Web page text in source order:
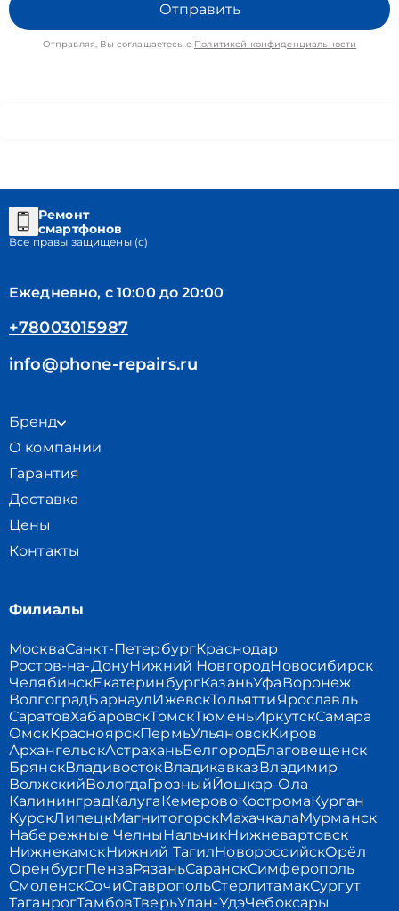
Отправить
Отправляя, Вы соглашаетесь с Политикой конфиденциальности
Ремонт
смартфонов
Все правы защищены (с)
Ежедневно, с 10:00 до 20:00
+78003015987
info@phone-repairs.ru
Бренд
О компании
Гарантия
Доставка
Цены
Контакты
Филиалы
МоскваСанкт-ПетербургКраснодар
Ростов-на-ДонуНижний НовгородНовосибирск
ЧелябинскЕкатеринбургКазаньУфаВоронеж
ВолгоградБарнаулИжевскТольяттиЯрославль
СаратовХабаровскТомскТюменьИркутскСамара
ОмскКрасноярскПермьУльяновскКиров
АрхангельскАстраханьБелгородБлаговещенск
БрянскВладивостокВладикавказВладимир
ВолжскийВологдаГрозныйЙошкар-Ола
КалининградКалугаКемеровоКостромаКурган
КурскЛипецкМагнитогорскМахачкалаМурманск
Набережные ЧелныНальчикНижневартовск
НижнекамскНижний ТагилНовороссийскОрёл
ОренбургПензаРязаньСаранскСимферополь
СмоленскСочиСтавропольСтерлитамакСургут
ТаганрогТамбовТверьУлан-УдэЧебоксары